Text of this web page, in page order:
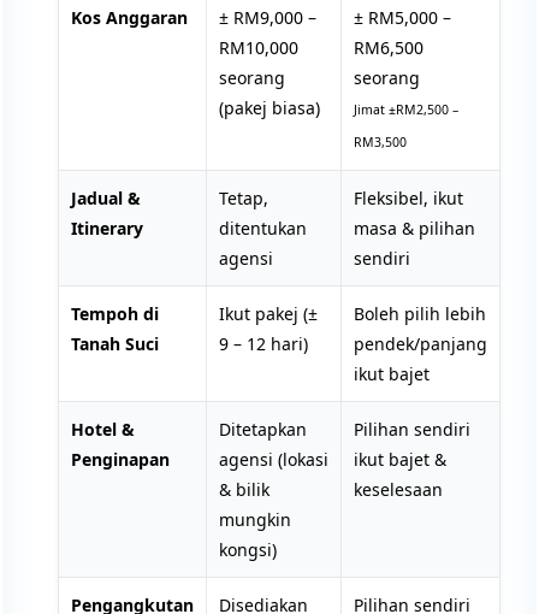
Kos Anggaran
± RM9,000 –
RM10,000
seorang
(pakej biasa)
± RM5,000 –
RM6,500
seorang
Jimat ±RM2,500 –
RM3,500
Jadual &
Itinerary
Tetap,
ditentukan
agensi
Fleksibel, ikut
masa & pilihan
sendiri
Tempoh di
Tanah Suci
Ikut pakej (±
9 – 12 hari)
Boleh pilih lebih
pendek/panjang
ikut bajet
Hotel &
Penginapan
Ditetapkan
agensi (lokasi
& bilik
mungkin
kongsi)
Pilihan sendiri
ikut bajet &
keselesaan
Pengangkutan
Disediakan
Pilihan sendiri